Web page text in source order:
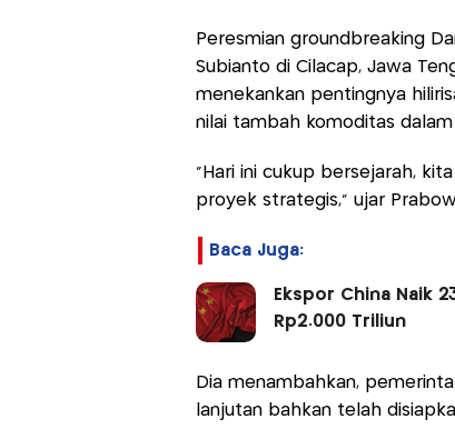
Peresmian groundbreaking
Subianto di Cilacap, Jawa
menekankan pentingnya
nilai tambah komoditas dalam
“Hari ini cukup bersejarah,
proyek strategis,” ujar
Baca Juga:
Ekspor China Naik
Rp2.000 Triliun
Dia menambahkan,
lanjutan bahkan telah